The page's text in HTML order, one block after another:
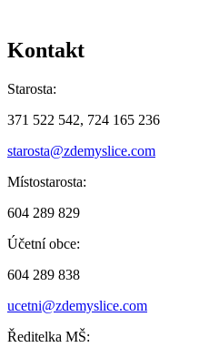
Kontakt
Starosta:
371 522 542, 724 165 236
starosta@zdemyslice.com
Místostarosta:
604 289 829
Účetní obce:
604 289 838
ucetni@zdemyslice.com
Ředitelka MŠ: